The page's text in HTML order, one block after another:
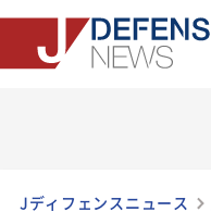
Jディフェンスニュース